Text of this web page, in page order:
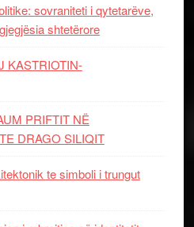
sovraniteti i qytetarëve,
shtetërore
KASTRIOTIN-
PRIFTIT NË
DRAGO SILIQIT
te simboli i trungut